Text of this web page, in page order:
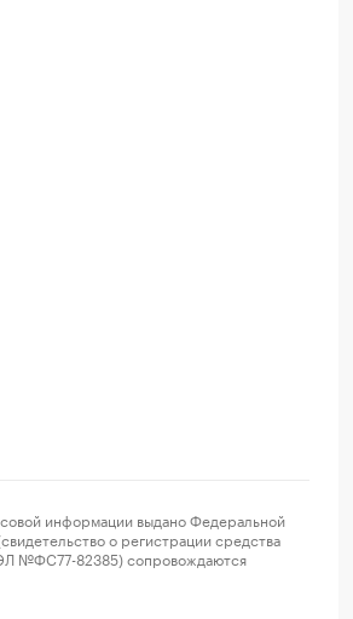
информации выдано Федеральной
о регистрации средства
№ФС77-82385) сопровождаются